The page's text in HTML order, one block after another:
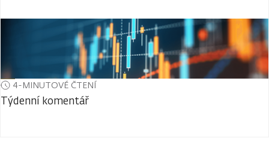
4-MINUTOVÉ ČTENÍ
Týdenní komentář